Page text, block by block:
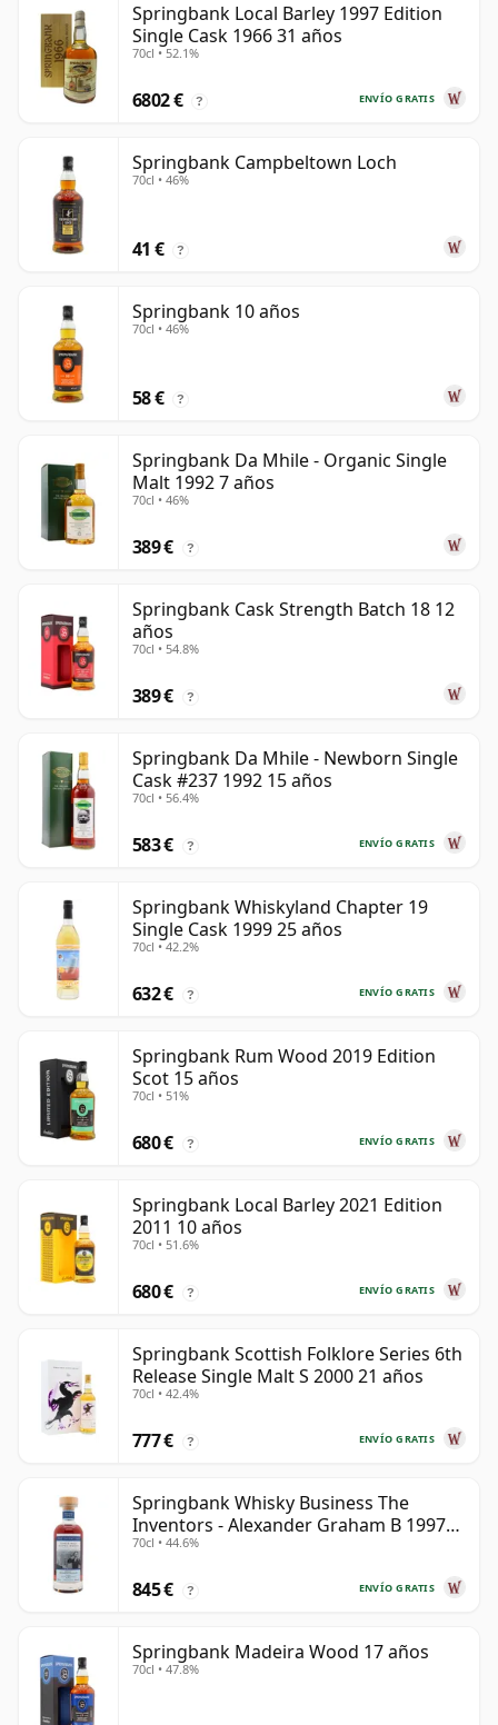
Springbank Local Barley 1997 Edition
Single Cask 1966 31 años
70cl • 52.1%
ENVÍO GRATIS
6802 € ?
Springbank Campbeltown Loch
70cl • 46%
41 € ?
Springbank 10 años
70cl • 46%
58 € ?
Springbank Da Mhile - Organic Single
Malt 1992 7 años
70cl • 46%
389 € ?
Springbank Cask Strength Batch 18 12
años
70cl • 54.8%
389 € ?
Springbank Da Mhile - Newborn Single
Cask #237 1992 15 años
70cl • 56.4%
ENVÍO GRATIS
583 € ?
Springbank Whiskyland Chapter 19
Single Cask 1999 25 años
70cl • 42.2%
ENVÍO GRATIS
632 € ?
Springbank Rum Wood 2019 Edition
Scot 15 años
70cl • 51%
ENVÍO GRATIS
680 € ?
Springbank Local Barley 2021 Edition
2011 10 años
70cl • 51.6%
ENVÍO GRATIS
680 € ?
Springbank Scottish Folklore Series 6th
Release Single Malt S 2000 21 años
70cl • 42.4%
ENVÍO GRATIS
777 € ?
Springbank Whisky Business The
Inventors - Alexander Graham B 1997
28 años
70cl • 44.6%
ENVÍO GRATIS
845 € ?
Springbank Madeira Wood 17 años
70cl • 47.8%